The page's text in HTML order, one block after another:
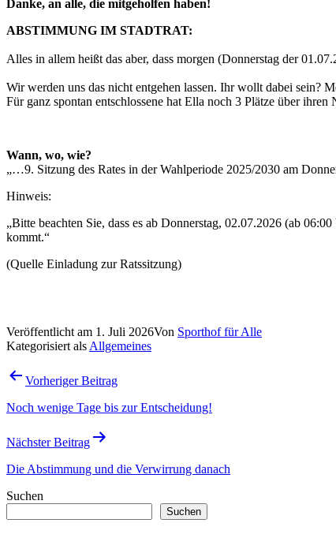
Danke, an alle, die mitgeholfen haben!
ABSTIMMUNG IM STADTRAT:
Alles in allem heißt das aber, dass morgen (Donnerstag der
Wir werden uns das nicht entgehen lassen. Ihr wollt dabei sein?
Für ganz spontan entschlossene hat Ella noch 3 Plätze über
Wann, wo, wie?
„…9. Sitzung des Rates in der Wahlperiode 2025/2030 am
Hinweis:
„Bitte beachten Sie, dass es ab Donnerstag, 02.07.2026 (ab
kommt.“
(Quelle Einladung zur Ratssitzung)
Veröffentlicht am 1. Juli 2026Von Sporthof für Alle
Kategorisiert als Allgemeines
Beitragsnavigation
Vorheriger Beitrag
Noch wenige Tage bis zur Entscheidung!
Nächster Beitrag
Die Abstimmung und die Verwirrung danach
Suchen
Suchen